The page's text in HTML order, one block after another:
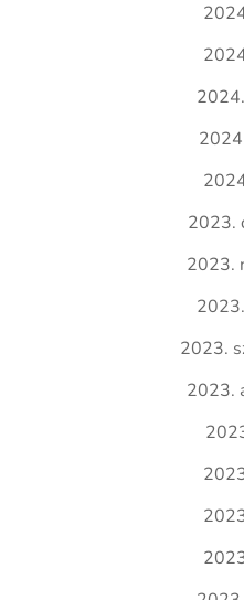
2023.
2023.
2023.
2023.